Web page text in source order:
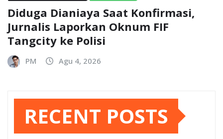
Diduga Dianiaya Saat Konfirmasi,
Jurnalis Laporkan Oknum FIF
Tangcity ke Polisi
PM Agu 4, 2026
RECENT POSTS